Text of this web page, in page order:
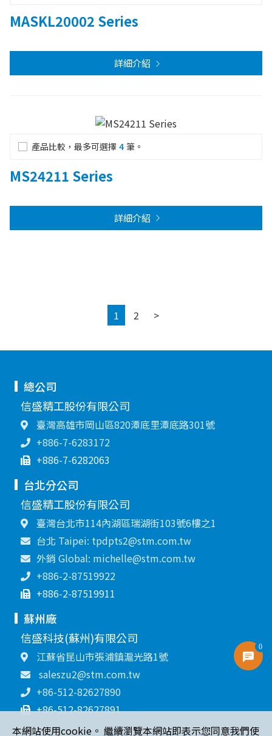
MASKL20002 Series
詳細介紹
產品比較，最多可選擇 4 筆。
MS24211 Series
詳細介紹
1 2 >Next
總公司
信盛精工股份有限公司
臺灣高雄市岡山區820潭底里潭底路301號
+886-7-6283172
+886-7-6282063
台北分公司
信盛精工股份有限公司
臺灣台北市114內湖區瑞湖街103號6樓之1
台北 Taipei: tpdpts2@stm.com.tw
外銷 Global: michelle@stm.com.tw
+886-2-87519922
+886-2-87519911
蘇州廠
信盛科技(蘇州)有限公司
江蘇省昆山市張浦鎮滬光路1號
saleszu2@stm.com.tw
+86-512-82627890
+86-512-82627891
本網站使用cookie。 繼續瀏覽本網站即表示您同意我們使
0